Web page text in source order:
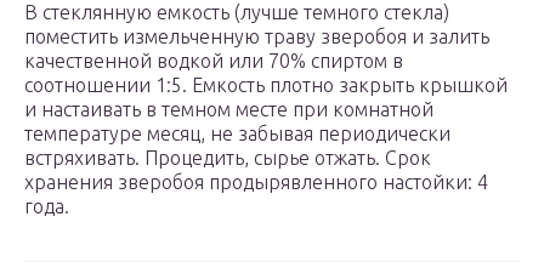
В стеклянную емкость (лучше темного стекла)
поместить измельченную траву зверобоя и залить
качественной водкой или 70% спиртом в
соотношении 1:5. Емкость плотно закрыть крышкой
и настаивать в темном месте при комнатной
температуре месяц, не забывая периодически
встряхивать. Процедить, сырье отжать. Срок
хранения зверобоя продырявленного настойки: 4
года.